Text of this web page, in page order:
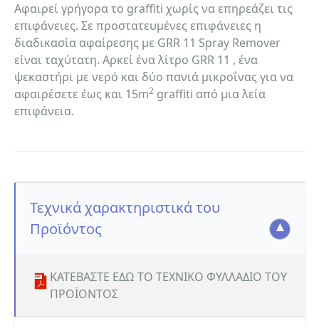
Αφαιρεί γρήγορα το graffiti χωρίς να επηρεάζει τις
επιφάνειες. Σε προστατευμένες επιφάνειες η
διαδικασία αφαίρεσης με GRR 11 Spray Remover
είναι ταχύτατη. Αρκεί ένα λίτρο GRR 11 , ένα
ψεκαστήρι με νερό και δύο πανιά μικροΐνας για να
αφαιρέσετε έως και 15m2 graffiti από μια λεία
επιφάνεια.
Τεχνικά χαρακτηριστικά του
Προϊόντος
ΚΑΤΕΒΑΣΤΕ ΕΔΩ ΤΟ ΤΕΧΝΙΚΟ ΦΥΛΛΑΔΙΟ ΤΟΥ
ΠΡΟΪΟΝΤΟΣ